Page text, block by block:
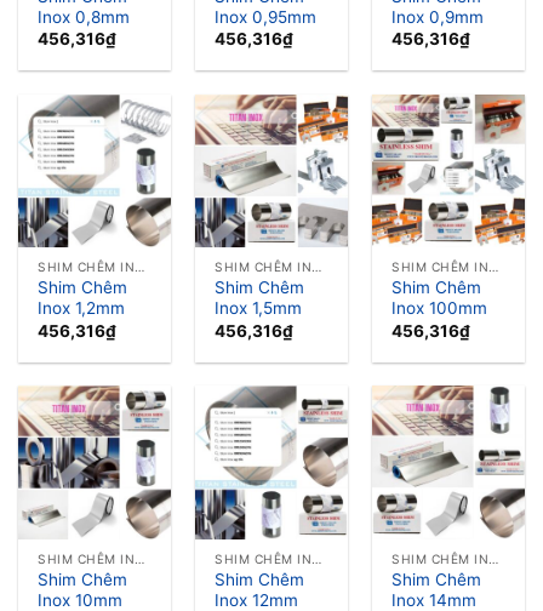
Inox 0,8mm
456,316₫
Inox 0,95mm
456,316₫
Inox 0,9mm
456,316₫
SHIM CHÊM INOX LÁ CĂN INOX
Shim Chêm
Inox 1,2mm
456,316₫
SHIM CHÊM INOX LÁ CĂN INOX
Shim Chêm
Inox 1,5mm
456,316₫
SHIM CHÊM INOX LÁ CĂN INOX
Shim Chêm
Inox 100mm
456,316₫
Shim Chêm
Inox 10mm
Shim Chêm
Inox 12mm
Shim Chêm
Inox 14mm